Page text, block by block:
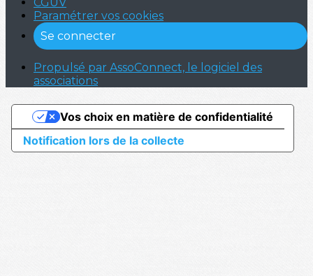
Paramétrer vos cookies
Se connecter
Propulsé par AssoConnect, le logiciel des
associations
Notification lors de la collecte
Vos choix en matière de confidentialité